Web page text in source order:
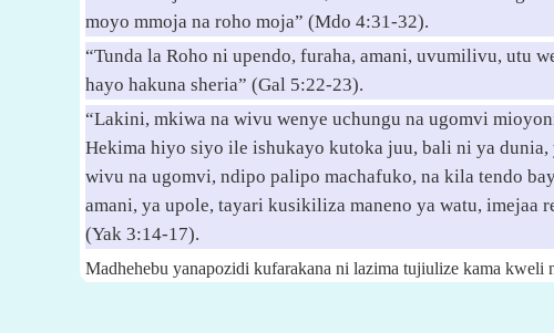
moyo mmoja na roho moja” (Mdo 4:31-32).
“Tunda la Roho ni upendo, furaha, amani, uvumilivu, utu
hayo hakuna sheria” (Gal 5:22-23).
“Lakini, mkiwa na wivu wenye uchungu na ugomvi
Hekima hiyo siyo ile ishukayo kutoka juu, bali ni ya dunia,
wivu na ugomvi, ndipo palipo machafuko, na kila tendo
amani, ya upole, tayari kusikiliza maneno ya watu, imejaa
(Yak 3:14-17).
Madhehebu yanapozidi kufarakana ni lazima tujiulize kama kweli